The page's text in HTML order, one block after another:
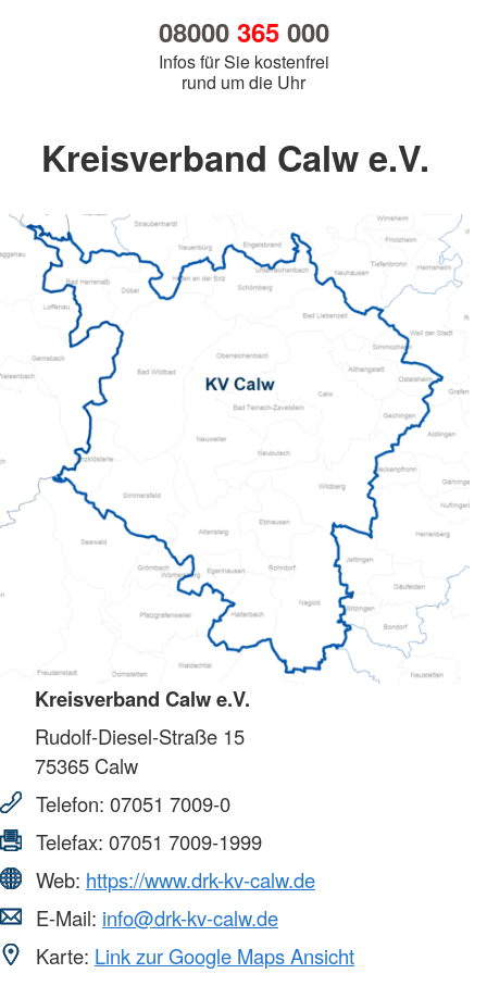
08000 365000
Infos für Sie kostenfrei
rund um die Uhr
Kreisverband Calw e.V.
Kreisverband Calw e.V.
Rudolf-Diesel-Straße 15
75365 Calw
Telefon: 07051 7009-0
Telefax: 07051 7009-1999
Web: https://www.drk-kv-calw.de
E-Mail: info@drk-kv-calw.de
Karte: Link zur Google Maps Ansicht